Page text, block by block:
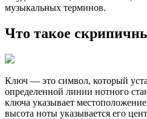
музыкальных терминов.
Что такое
Ключ — это символ, который
определенной линии нотного
ключа указывает
высота ноты указывается его